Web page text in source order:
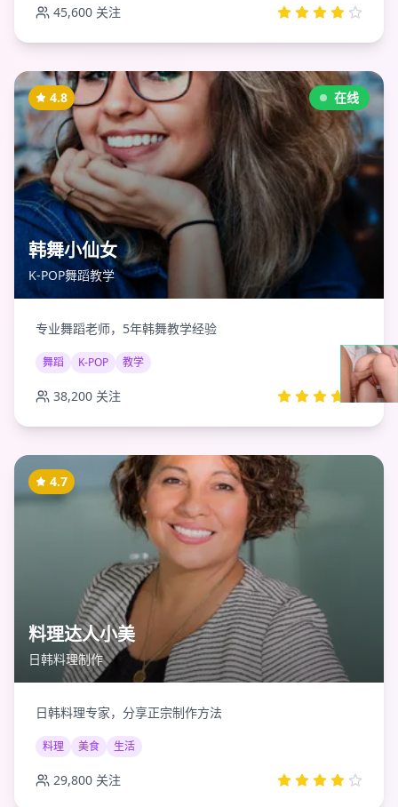
45,600 关注
在线
4.8
韩舞小仙女
K-POP舞蹈教学
专业舞蹈老师，5年韩舞教学经验
舞蹈 K-POP 教学
38,200 关注
4.7
料理达人小美
日韩料理制作
日韩料理专家，分享正宗制作方法
料理 美食 生活
29,800 关注